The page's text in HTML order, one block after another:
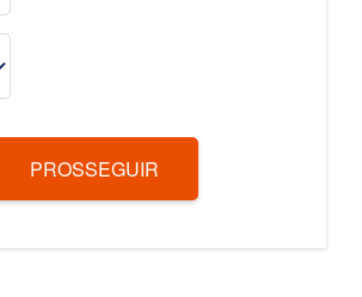
PROSSEGUIR